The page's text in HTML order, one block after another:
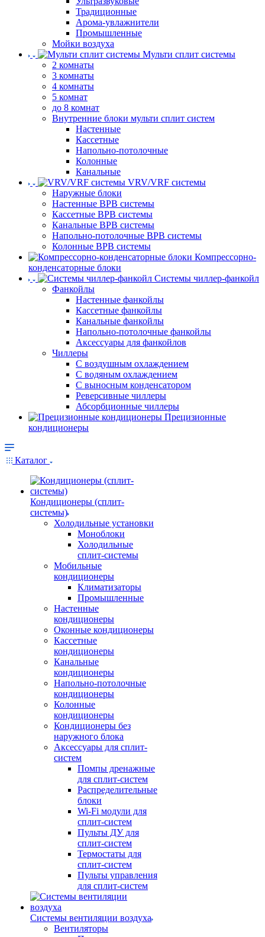
Традиционные
Арома-увлажнители
Промышленные
Мойки воздуха
Мульти сплит системы
2 комнаты
3 комнаты
4 комнаты
5 комнат
до 8 комнат
Внутренние блоки мульти сплит систем
Настенные
Кассетные
Напольно-потолочные
Колонные
Канальные
VRV/VRF системы
Наружные блоки
Настенные ВРВ системы
Кассетные ВРВ системы
Канальные ВРВ системы
Напольно-потолочные ВРВ системы
Колонные ВРВ системы
Компрессорно-
конденсаторные блоки
Системы чиллер-фанкойл
Фанкойлы
Настенные фанкойлы
Кассетные фанкойлы
Канальные фанкойлы
Напольно-потолочные фанкойлы
Аксессуары для фанкойлов
Чиллеры
С воздушным охлаждением
С водяным охлаждением
С выносным конденсатором
Реверсивные чиллеры
Абсорбционные чиллеры
Прецизионные
кондиционеры
Каталог
Кондиционеры (сплит-
системы)
Холодильные установки
Моноблоки
Холодильные
сплит-системы
Мобильные
кондиционеры
Климатизаторы
Промышленные
Настенные
кондиционеры
Оконные кондиционеры
Кассетные
кондиционеры
Канальные
кондиционеры
Напольно-потолочные
кондиционеры
Колонные
кондиционеры
Кондиционеры без
наружного блока
Аксессуары для сплит-
систем
Помпы дренажные
для сплит-систем
Распределительные
блоки
Wi-Fi модули для
сплит-систем
Пульты ДУ для
сплит-систем
Термостаты для
сплит-систем
Пульты управления
для сплит-систем
Системы вентиляции воздуха
Вентиляторы